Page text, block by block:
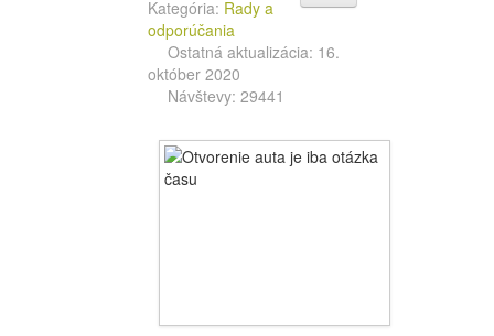
Kategória: Rady a
odporúčania
Ostatná aktualizácia: 16.
október 2020
Návštevy: 29441